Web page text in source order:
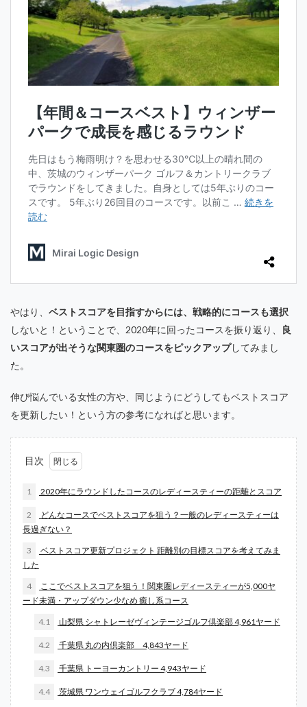
やはり、 ベストスコアを目指すからには、戦略的にコースも選択
しないと！ということで、2020年に回ったコースを振り返り、
良
いスコアが出そうな関東圏のコースをピックアップしてみまし
た。
伸び悩んでいる女性の方や、同じようにどうしてもベストスコア
を更新したい！という方の参考になればと思います。
目次
1 2020年にラウンドしたコースのレディースティーの距離とスコア
2
どんなコースでベストスコアを狙う？一般のレディースティーは
長過ぎない？
3
ベストスコア更新プロジェクト 距離別の目標スコアを考えてみま
した
4
ここでベストスコアを狙う！関東圏レディースティーが5,000ヤ
ード未満・アップダウン少なめ 癒し系コース
4.1 山梨県 シャトレーゼヴィンテージゴルフ倶楽部 4,961ヤード
4.2 千葉県 丸の内倶楽部 4,843ヤード
4.3 千葉県 トーヨーカントリー 4,943ヤード
4.4 茨城県 ワンウェイゴルフクラブ 4,784ヤード